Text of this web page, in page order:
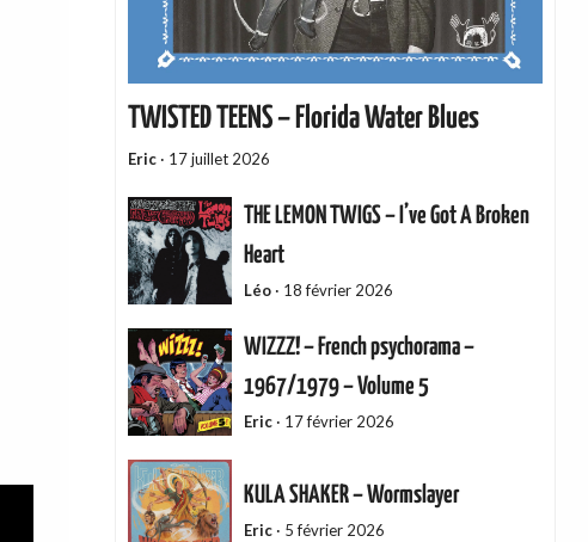
TWISTED TEENS – Florida Water Blues
Eric · 17 juillet 2026
THE LEMON TWIGS – I’ve Got A Broken
Heart
Léo· 18 février 2026
WIZZZ! – French psychorama –
1967/1979 – Volume 5
Eric· 17 février 2026
KULA SHAKER – Wormslayer
Eric· 5 février 2026